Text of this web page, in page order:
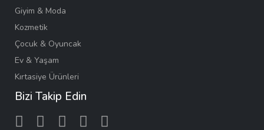
Giyim & Moda
Kozmetik
Çocuk & Oyuncak
Ev & Yaşam
Kırtasiye Ürünleri
Bizi Takip Edin